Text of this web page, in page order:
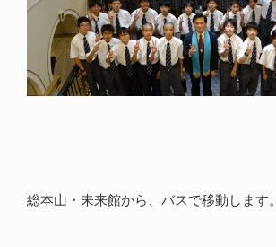
総本山・未来館から、バスで移動します。